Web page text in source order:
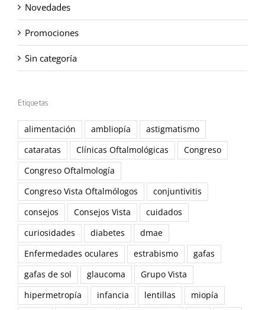
Novedades
Promociones
Sin categoría
Etiquetas
alimentación ambliopía
astigmatismo
cataratas
Clínicas Oftalmológicas
Congreso
Congreso Oftalmología
Congreso Vista Oftalmólogos
conjuntivitis
consejos
Consejos Vista
cuidados
curiosidades
diabetes
dmae
Enfermedades oculares
estrabismo
gafas
gafas de sol
glaucoma
Grupo Vista
hipermetropía
infancia lentillas
miopía